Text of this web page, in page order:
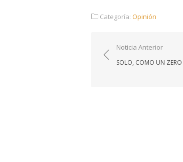
Categoría: Opinión
Navegación
de
Noticia Anterior
SOLO, COMO UN